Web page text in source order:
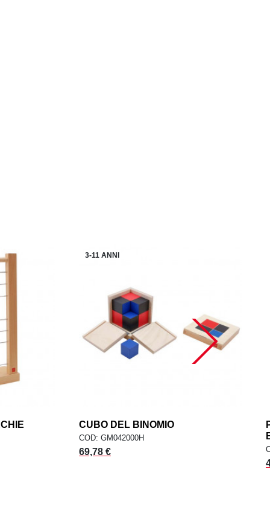
add
3-11 ANNI
AGGIUNGI AL CARRELLO
CUBO DEL BINOMIO
COD: GM042000H
69,78 €